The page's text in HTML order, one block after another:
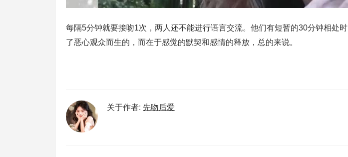
每隔5分钟就要接吻1次，两人还不能进行语言交流。他们有短暂的30分钟相处
了恶心观众而生的，而在于感觉的默契和感情的释放，总的来说。
关于作者: 先吻后爱